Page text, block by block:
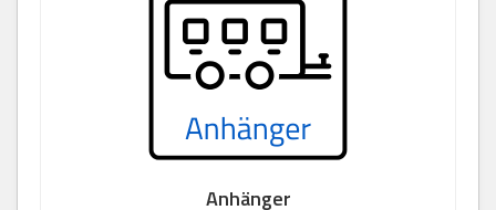
Anhänger